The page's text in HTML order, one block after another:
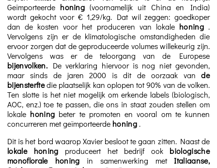
Geïmporteerde honing (voornamelijk uit China en India)
wordt gekocht voor € 1,29/kg. Dat wil zeggen: goedkoper
dan de kosten voor het produceren van lokale honing.
Vervolgens zijn er de klimatologische omstandigheden die
ervoor zorgen dat de geproduceerde volumes willekeurig zijn.
Vervolgens was er de teloorgang van de Europese
bijenvolken.De verklaring hiervoor is nog niet gevonden,
maar sinds de jaren 2000 is dit de oorzaak vande
bijensterftedie plaatselijk kan oplopen tot 90% van de volken.
Ten slotte is het niet mogelijk om erkende labels (biologisch,
AOC, enz.) toe te passen, die ons in staat zouden stellen om
lokale honing beter te promoten en vooral om te kunnen
concurreren met geïmporteerde honing.
Dit is het bord waarop Xavier besloot te gaan zitten. Naast de
lokale honing produceert het bedrijf ook biologische
monoflorale honing in samenwerking metItaliaanse,